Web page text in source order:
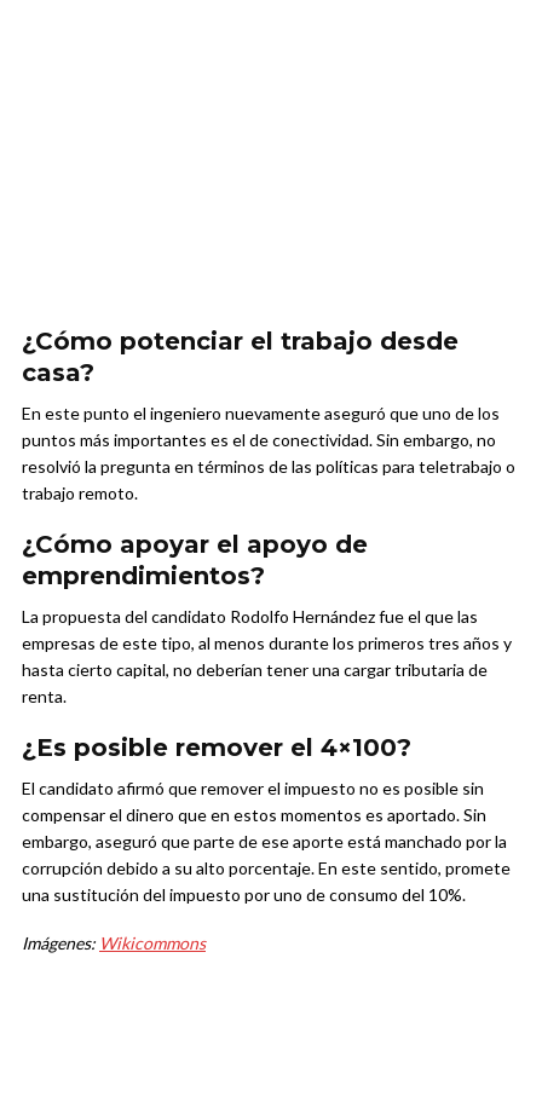
¿Cómo potenciar el trabajo desde
casa?
En este punto el ingeniero nuevamente aseguró que uno de los
puntos más importantes es el de conectividad. Sin embargo, no
resolvió la pregunta en términos de las políticas para teletrabajo o
trabajo remoto.
¿Cómo apoyar el apoyo de
emprendimientos?
La propuesta del candidato Rodolfo Hernández fue el que las
empresas de este tipo, al menos durante los primeros tres años y
hasta cierto capital, no deberían tener una cargar tributaria de
renta.
¿Es posible remover el 4×100?
El candidato afirmó que remover el impuesto no es posible sin
compensar el dinero que en estos momentos es aportado. Sin
embargo, aseguró que parte de ese aporte está manchado por la
corrupción debido a su alto porcentaje. En este sentido, promete
una sustitución del impuesto por uno de consumo del 10%.
Imágenes: Wikicommons